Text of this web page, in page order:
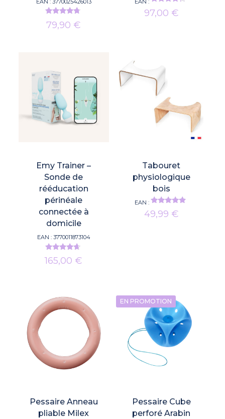
Note
4.54
79,90 €
Note
4.00
97,00 €
Emy Trainer –
Sonde de
rééducation
périnéale
connectée à
domicile
EAN : 3770011873104
Note
4.50
165,00 €
Tabouret
physiologique
bois
EAN :
Note
4.67
49,99 €
Pessaire Anneau
pliable Milex
EN PROMOTION
Pessaire Cube
perforé Arabin